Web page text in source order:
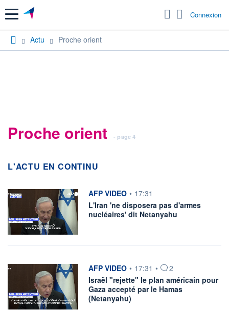
Menu Connexion
Actu Proche orient
Proche orient - page 4
L'ACTU EN CONTINU
information fournie par
AFP VIDEO • 17:31
L'Iran 'ne disposera pas d'armes
nucléaires' dit Netanyahu
information fournie par
AFP VIDEO • 17:31 •
2
Israël "rejette" le plan américain pour
Gaza accepté par le Hamas
(Netanyahu)